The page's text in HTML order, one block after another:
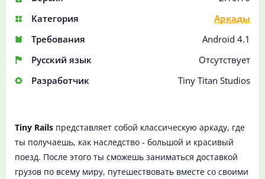
Категория
Аркады
Требования
Android 4.1
Русский язык
Отсутствует
Разработчик
Tiny Titan Studios
Tiny Rails представляет собой классическую аркаду, где
ты получаешь, как наследство - большой и красивый
поезд. После этого ты сможешь заниматься доставкой
грузов по всему миру, путешествовать вместе со своими